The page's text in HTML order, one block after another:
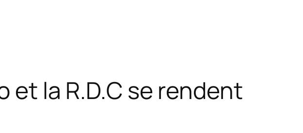
et la R.D.C se rendent